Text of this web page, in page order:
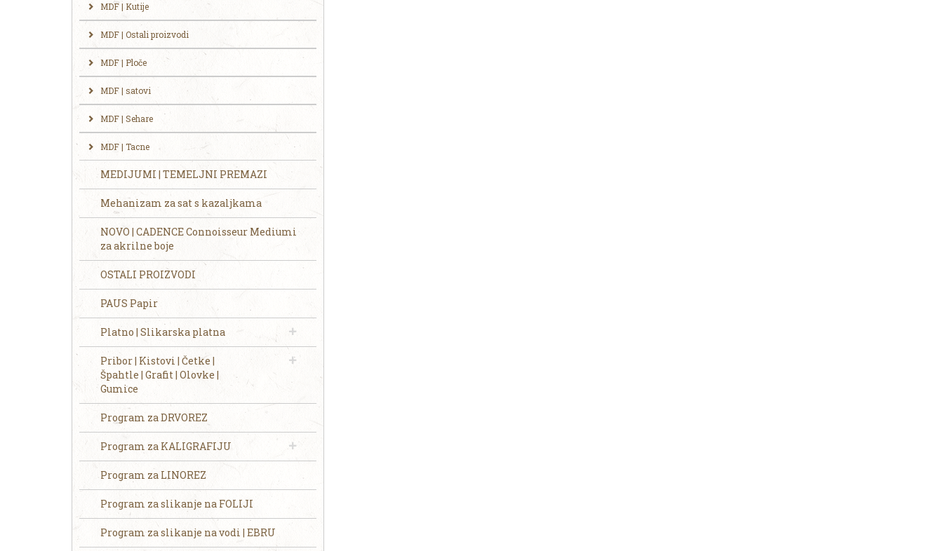
MDF | Kutije
MDF | Ostali proizvodi
MDF | Ploče
MDF | satovi
MDF | Sehare
MDF | Tacne
MEDIJUMI | TEMELJNI PREMAZI
Mehanizam za sat s kazaljkama
NOVO | CADENCE Connoisseur Mediumi
za akrilne boje
OSTALI PROIZVODI
PAUS Papir
Platno | Slikarska platna
Pribor | Kistovi | Četke |
Špahtle | Grafit | Olovke |
Gumice
Program za DRVOREZ
Program za KALIGRAFIJU
Program za LINOREZ
Program za slikanje na FOLIJI
Program za slikanje na vodi | EBRU